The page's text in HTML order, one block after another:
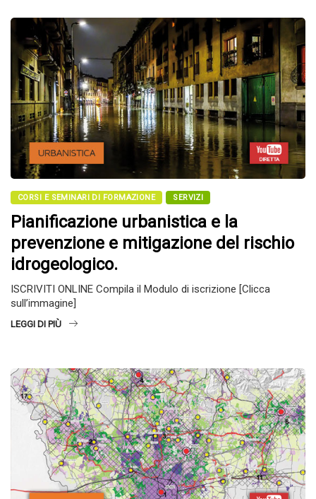
CORSI E SEMINARI DI FORMAZIONE SERVIZI
Pianificazione urbanistica e la
prevenzione e mitigazione del rischio
idrogeologico.
ISCRIVITI ONLINE Compila il Modulo di iscrizione [Clicca
sull’immagine]
LEGGI DI PIÙ